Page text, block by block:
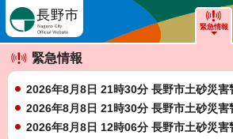
緊急情報
緊急情報
2026年8月8日 21時30分 長野市土砂災害
2026年8月8日 21時30分 長野市土砂災害
2026年8月8日 12時06分 長野市土砂災害